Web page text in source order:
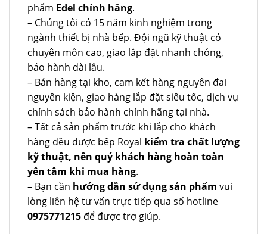
phẩm Edel chính hãng.
– Chúng tôi có 15 năm kinh nghiệm trong
ngành thiết bị nhà bếp. Đội ngũ kỹ thuật có
chuyên môn cao, giao lắp đặt nhanh chóng,
bảo hành dài lâu.
– Bán hàng tại kho, cam kết hàng nguyên đai
nguyên kiện, giao hàng lắp đặt siêu tốc, dịch vụ
chính sách bảo hành chính hãng tại nhà.
– Tất cả sản phẩm trước khi lắp cho khách
hàng đều được bếp Royal kiểm tra chất lượng
kỹ thuật, nên quý khách hàng hoàn toàn
yên tâm khi mua hàng.
– Bạn cần hướng dẫn sử dụng sản phẩm vui
lòng liên hệ tư vấn trực tiếp qua số hotline
0975771215 để được trợ giúp.